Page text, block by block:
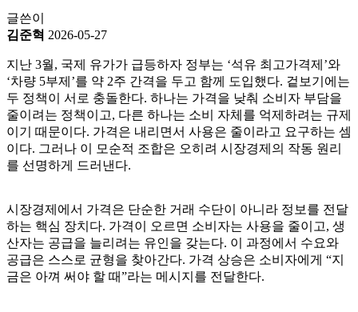
글쓴이
김준혁 2026-05-27
지난 3월, 국제 유가가 급등하자 정부는 ‘석유 최고가격제’와
‘차량 5부제’를 약 2주 간격을 두고 함께 도입했다. 겉보기에는
두 정책이 서로 충돌한다. 하나는 가격을 낮춰 소비자 부담을
줄이려는 정책이고, 다른 하나는 소비 자체를 억제하려는 규제
이기 때문이다. 가격은 내리면서 사용은 줄이라고 요구하는 셈
이다. 그러나 이 모순적 조합은 오히려 시장경제의 작동 원리
를 선명하게 드러낸다.
시장경제에서 가격은 단순한 거래 수단이 아니라 정보를 전달
하는 핵심 장치다. 가격이 오르면 소비자는 사용을 줄이고, 생
산자는 공급을 늘리려는 유인을 갖는다. 이 과정에서 수요와
공급은 스스로 균형을 찾아간다. 가격 상승은 소비자에게 “지
금은 아껴 써야 할 때”라는 메시지를 전달한다.